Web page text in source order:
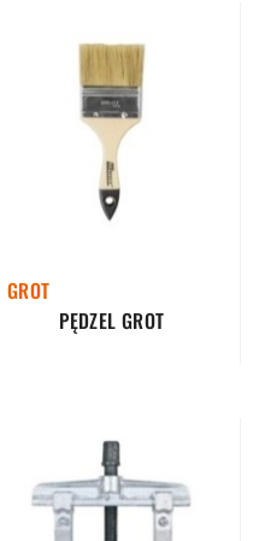
GROT
PĘDZEL GROT